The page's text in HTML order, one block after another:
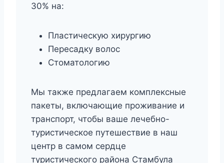
30% на:
Пластическую хирургию
Пересадку волос
Стоматологию
Мы также предлагаем комплексные
пакеты, включающие проживание и
транспорт, чтобы ваше лечебно-
туристическое путешествие в наш
центр в самом сердце
туристического района Стамбула